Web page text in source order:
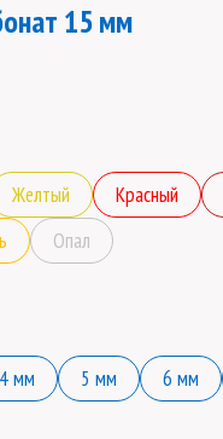
15 мм
Желтый Красный
Опал
4 мм 5 мм 6 мм